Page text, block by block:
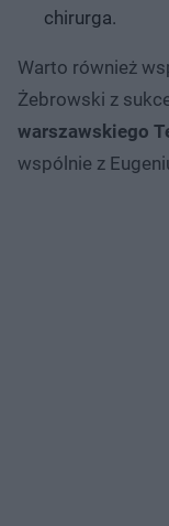
chirurga.
Warto również
Żebrowski z
warszawskiego
wspólnie z